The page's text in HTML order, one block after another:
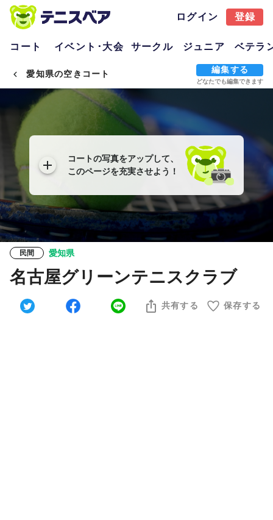
ログイン 登録
コート イベント･大会 サークル ジュニア ベテラ
愛知県の空きコート 編集する
どなたでも編集できます
コートの写真をアップして、
このページを充実させよう！
民間 愛知県
名古屋グリーンテニスクラブ
共有する 保存する